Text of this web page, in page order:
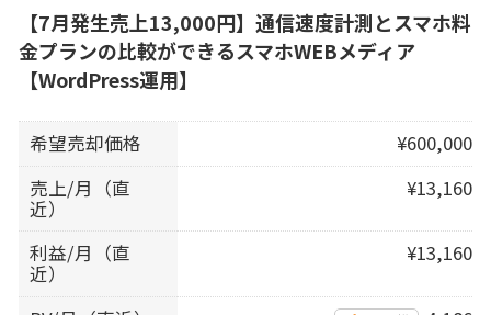
【7月発生売上13,000円】通信速度計測とスマホ料
金プランの比較ができるスマホWEBメディア
【WordPress運用】
希望売却価格
¥600,000
売上/月（直
近）
¥13,160
利益/月（直
近）
¥13,160